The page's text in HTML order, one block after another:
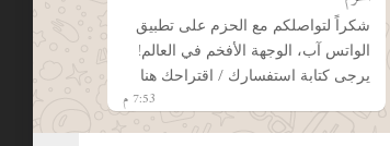
شكراً لتواصلكم مع الحزم على تطبيق
الواتس آب، الوجهة الأفخم في العالم!
يرجى كتابة استفسارك / اقتراحك هنا
7:53 م
يرجى الضغط هنا لإبداء تقييمك
على جوجل